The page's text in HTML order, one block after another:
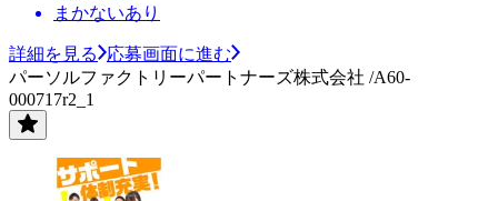
まかないあり
詳細を見る
応募画面に進む
パーソルファクトリーパートナーズ株式会社 /A60-
000717r2_1